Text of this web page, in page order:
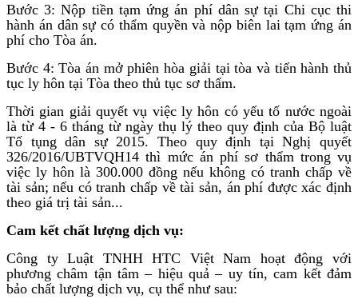
Bước 3: Nộp tiền tạm ứng án phí dân sự tại Chi cục thi
hành án dân sự có thẩm quyền và nộp biên lai tạm ứng án
phí cho Tòa án.
Bước 4: Tòa án mở phiên hòa giải tại tòa và tiến hành thủ
tục ly hôn tại Tòa theo thủ tục sơ thẩm.
Thời gian giải quyết vụ việc ly hôn có yếu tố nước ngoài
là từ 4 - 6 tháng từ ngày thụ lý theo quy định của Bộ luật
Tố tụng dân sự 2015. Theo quy định tại Nghị quyết
326/2016/UBTVQH14 thì mức án phí sơ thẩm trong vụ
việc ly hôn là 300.000 đồng nếu không có tranh chấp về
tài sản; nếu có tranh chấp về tài sản, án phí được xác định
theo giá trị tài sản...
Cam kết chất lượng dịch vụ:
Công ty Luật TNHH HTC Việt Nam hoạt động với
phương châm tận tâm – hiệu quả – uy tín, cam kết đảm
bảo chất lượng dịch vụ, cụ thể như sau: